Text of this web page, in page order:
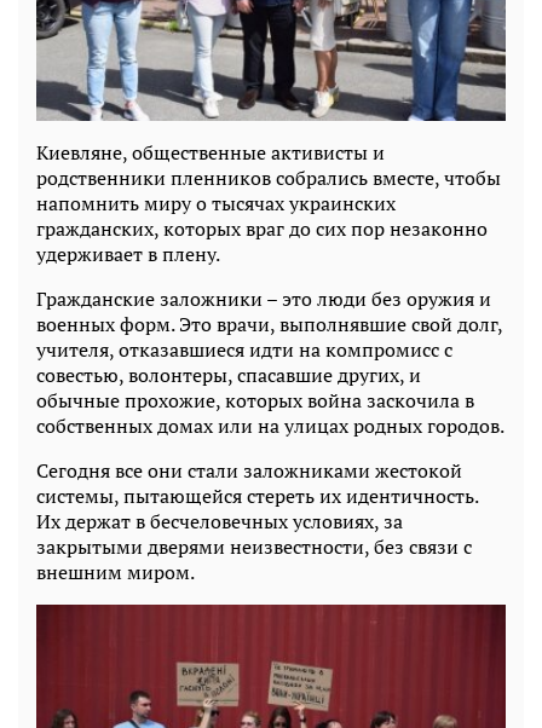
Киевляне, общественные активисты и
родственники пленников собрались вместе, чтобы
напомнить миру о тысячах украинских
гражданских, которых враг до сих пор незаконно
удерживает в плену.
Гражданские заложники – это люди без оружия и
военных форм. Это врачи, выполнявшие свой долг,
учителя, отказавшиеся идти на компромисс с
совестью, волонтеры, спасавшие других, и
обычные прохожие, которых война заскочила в
собственных домах или на улицах родных городов.
Сегодня все они стали заложниками жестокой
системы, пытающейся стереть их идентичность.
Их держат в бесчеловечных условиях, за
закрытыми дверями неизвестности, без связи с
внешним миром.